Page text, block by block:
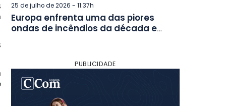
25 de julho de 2026 - 11:37h
Europa enfrenta uma das piores
ondas de incêndios da década e
PUBLICIDADE